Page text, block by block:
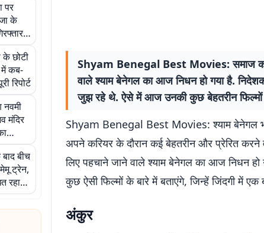
पर
के
के छोटी
में कब-
रिपोर्ट
मंदिर
के
बीच
ट्रेन,
रहा
Shyam Benegal Best Movies: समाज को
वाले श्याम बेनेगल का आज निधन हो गया है.
जुझ रहे थे. ऐसे में आज उनकी कुछ बेहतरीन
Shyam Benegal Best Movies: श्याम बेनेगल
अपने करियर के दौरान कई बेहतरीन और प्रेरित करने
लिए पहचाने जाने वाले श्याम बेनेगल का आज निधन
कुछ ऐसी फिल्मों के बारे में बताएंगे, जिन्हें जिंदगी में
अंकुर